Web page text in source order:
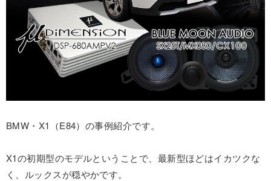
BMW・X1（E84）の事例紹介です。
X1の初期型のモデルということで、最新型ほどはイカツクな
く、ルックスが穏やかです。